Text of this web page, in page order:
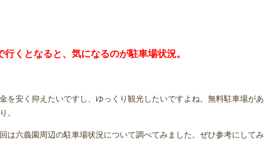
くとなると、気になるのが駐車場状況。
を安く抑えたいですし、ゆっくり観光したいですよね。無料駐車場があ
。
は六義園周辺の駐車場状況について調べてみました。ぜひ参考にしてみ